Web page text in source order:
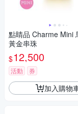
點睛品 Charme Mini 馬上好運
黃金串珠
$12,500
活動 券
加入購物